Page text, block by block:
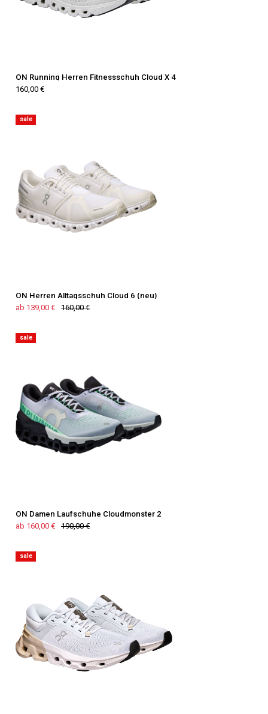
ON Running Herren Fitnessschuh Cloud X 4
160,00 €
sale
ON Herren Alltagsschuh Cloud 6 (neu)
ab 139,00 €
160,00 €
sale
ON Damen Laufschuhe Cloudmonster 2
ab 160,00 €
190,00 €
sale